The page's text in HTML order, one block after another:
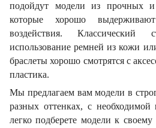
подойдут модели из прочных и
которые хорошо
воздействия. Классический
использование ремней из кожи
браслеты хорошо смотрятся с
пластика.
Мы предлагаем вам модели в
разных оттенках, с
легко подберете модели к